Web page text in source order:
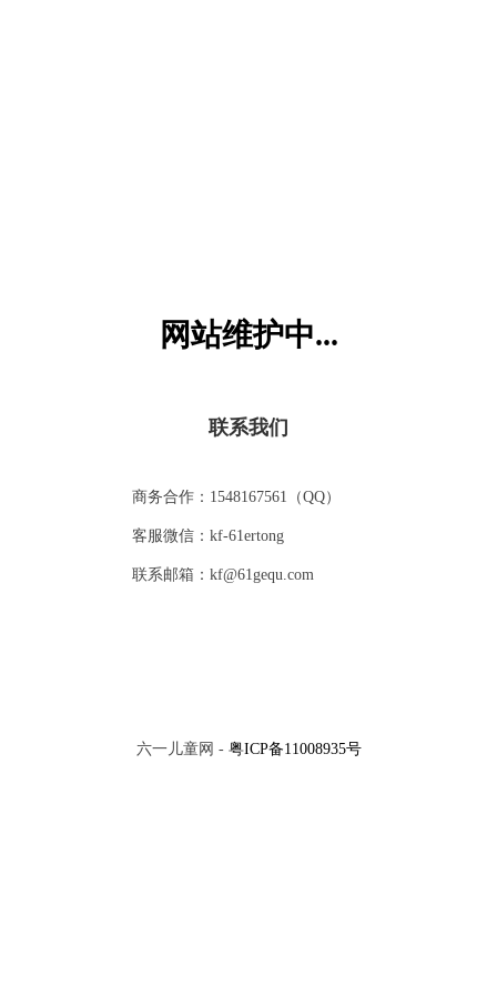
网站维护中...
联系我们
商务合作：1548167561（QQ）
客服微信：kf-61ertong
联系邮箱：kf@61gequ.com
六一儿童网 - 粤ICP备11008935号